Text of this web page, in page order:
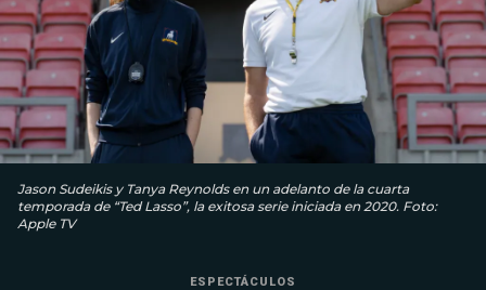
Jason Sudeikis y Tanya Reynolds en un adelanto de la cuarta
temporada de “Ted Lasso”, la exitosa serie iniciada en 2020. Foto:
Apple TV
ESPECTÁCULOS